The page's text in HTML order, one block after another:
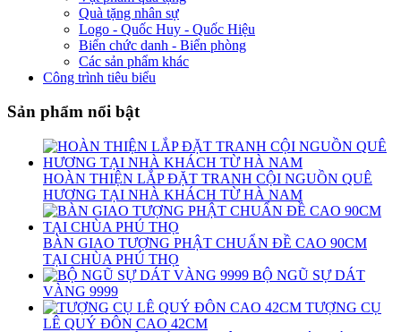
Quà tặng nhân sự
Logo - Quốc Huy - Quốc Hiệu
Biển chức danh - Biển phòng
Các sản phẩm khác
Công trình tiêu biểu
Sản phẩm nổi bật
HOÀN THIỆN LẮP ĐẶT TRANH CỘI NGUỒN QUÊ
HƯƠNG TẠI NHÀ KHÁCH TỪ HÀ NAM
BÀN GIAO TƯỢNG PHẬT CHUẨN ĐỀ CAO 90CM
TẠI CHÙA PHÚ THỌ
BỘ NGŨ SỰ DÁT
VÀNG 9999
TƯỢNG CỤ
LÊ QUÝ ĐÔN CAO 42CM